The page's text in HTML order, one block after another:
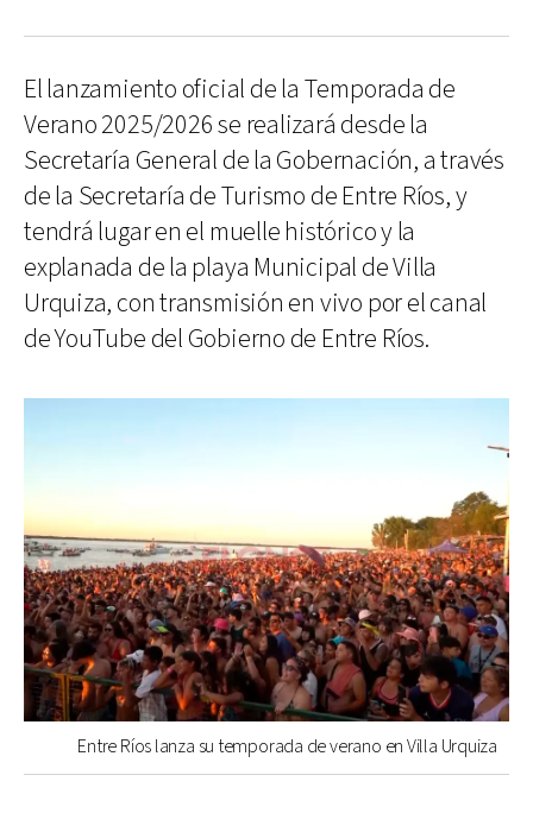
El lanzamiento oficial de la Temporada de
Verano 2025/2026 se realizará desde la
Secretaría General de la Gobernación, a través
de la Secretaría de Turismo de Entre Ríos, y
tendrá lugar en el muelle histórico y la
explanada de la playa Municipal de Villa
Urquiza, con transmisión en vivo por el canal
de YouTube del Gobierno de Entre Ríos.
Entre Ríos lanza su temporada de verano en Villa Urquiza